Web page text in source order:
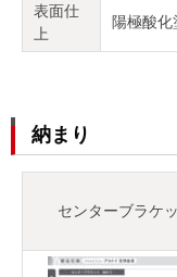
表面仕
上
陽極酸化
納まり
センターブラケ